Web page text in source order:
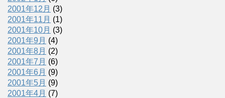
2001年12月 (3)
2001年11月 (1)
2001年10月 (3)
2001年9月 (4)
2001年8月 (2)
2001年7月 (6)
2001年6月 (9)
2001年5月 (9)
2001年4月 (7)